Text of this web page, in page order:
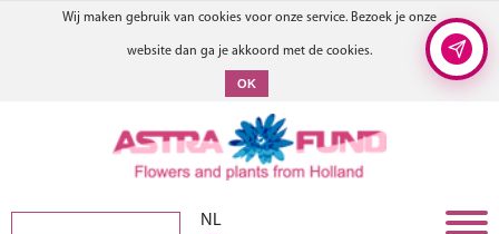
Wij maken gebruik van cookies voor onze service. Bezoek je onze
website dan ga je akkoord met de cookies.
OK
NL